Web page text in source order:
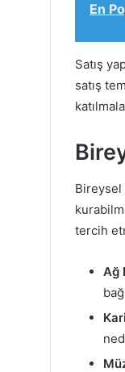
En
Satış
satış
Bireysel
tercih
Ağ